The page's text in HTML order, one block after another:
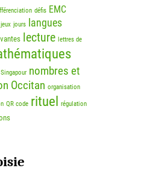
défis EMC
jeux jours
langues
lecture lettres de
nombres et
Occitan organisation
QR code rituel
régulation